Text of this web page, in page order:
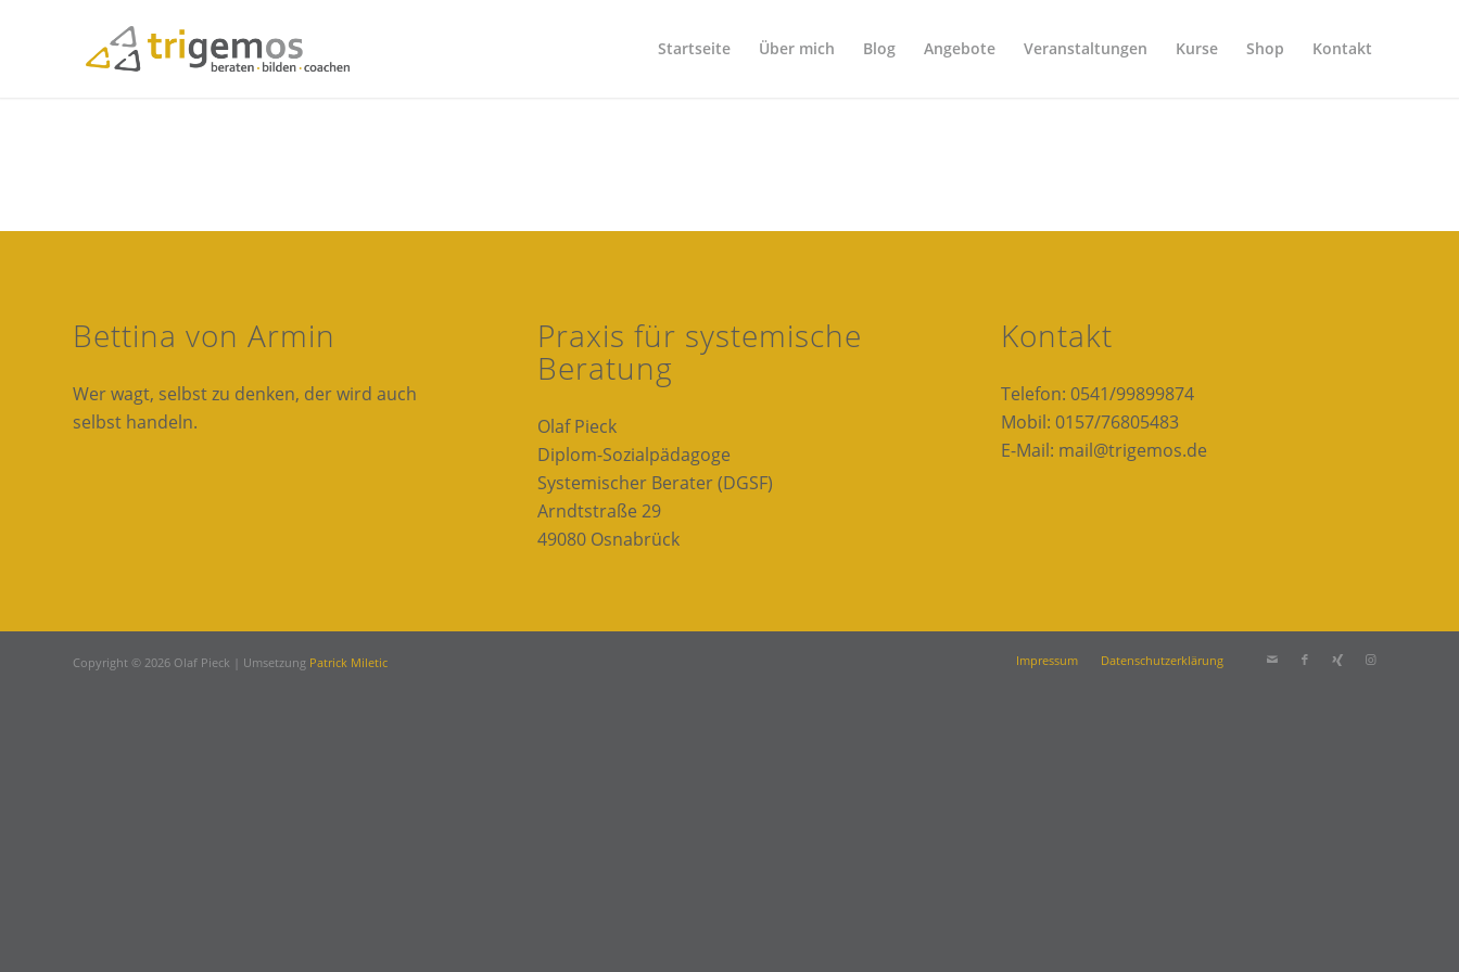
Startseite Über mich Blog Angebote Veranstaltungen Kurse Shop Kontakt
Bettina von Armin
Wer wagt, selbst zu denken, der wird auch
selbst handeln.
Praxis für systemische
Beratung
Olaf Pieck
Diplom-Sozialpädagoge
Systemischer Berater (DGSF)
Arndtstraße 29
49080 Osnabrück
Kontakt
Telefon: 0541/99899874
Mobil: 0157/76805483
E-Mail: mail@trigemos.de
Copyright © 2026 Olaf Pieck | Umsetzung Patrick Miletic Impressum Datenschutzerklärung